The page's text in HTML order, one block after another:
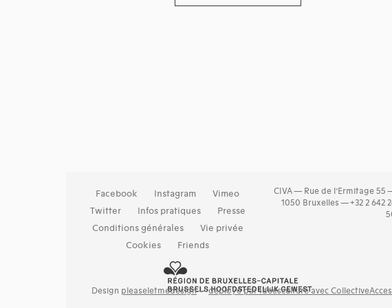
Facebook Instagram
Vimeo
Twitter
Infos pratiques
Presse
Conditions générales
Vie privée
Cookies
Friends
CIVA — Rue de l’Ermitage 55
1050 Bruxelles — +32 2 642
Design pleaseletmedesign—déployé par Idéesculture avec